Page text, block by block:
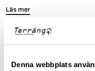
Denna webbplats
Läs mer